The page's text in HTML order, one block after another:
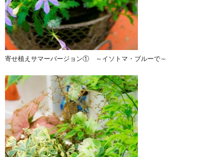
寄せ植えサマーバージョン① ～イソトマ・ブルーで～